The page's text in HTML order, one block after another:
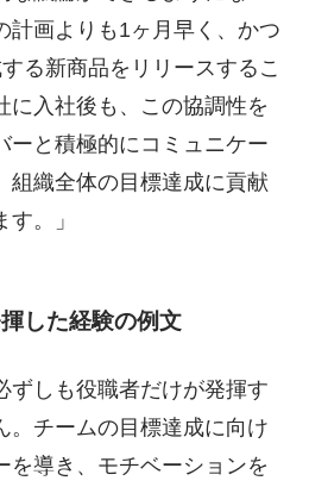
計画よりも1ヶ月早く、かつ
る新商品をリリースするこ
に入社後も、この協調性を
ーと積極的にコミュニケー
組織全体の目標達成に貢献
。」
した経験の例文
ずしも役職者だけが発揮す
。チームの目標達成に向け
を導き、モチベーションを